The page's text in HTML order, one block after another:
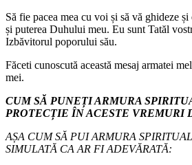
Să fie pacea mea cu voi și să vă ghideze
și puterea Duhului meu. Eu sunt Tatăl
Izbăvitorul poporului său.
Făceti cunoscută această mesaj armatei
mei.
CUM SĂ PUNEȚI ARMURA
PROTECȚIE ÎN ACESTE VREMURI
AȘA CUM SĂ PUI ARMURA
SIMULATĂ CA AR FI ADEVĂRATĂ: